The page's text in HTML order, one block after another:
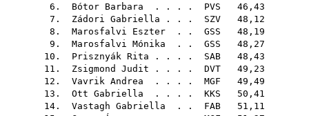
6. Bótor Barbara . . . . PVS 46,43
7. Zádori Gabriella . . . SZV 48,12
8. Marosfalvi Eszter . . GSS 48,19
9. Marosfalvi Mónika . . GSS 48,27
10. Prisznyák Rita . . . . SAB 48,43
11. Zsigmond Judit . . . . DVT 49,23
12. Vavrik Andrea . . . . MGF 49,49
13. Ott Gabriella . . . . KKS 50,41
14. Vastagh Gabriella . . FAB 51,11